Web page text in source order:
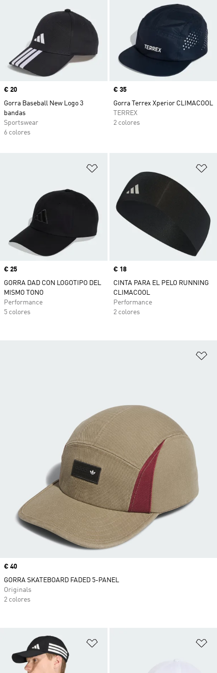
Precio
€ 20
Gorra Baseball New Logo 3
bandas
Sportswear
6 colores
Precio
€ 35
Gorra Terrex Xperior CLIMACOOL
TERREX
2 colores
Precio
€ 25
GORRA DAD CON LOGOTIPO DEL
MISMO TONO
Performance
5 colores
Precio
€ 18
CINTA PARA EL PELO RUNNING
CLIMACOOL
Performance
2 colores
Precio
€ 40
GORRA SKATEBOARD FADED 5-PANEL
Originals
2 colores